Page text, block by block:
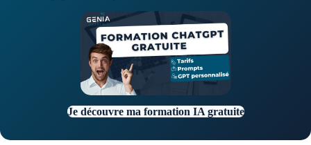
Je découvre ma formation IA gratuite